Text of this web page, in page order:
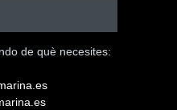
de què necesites: